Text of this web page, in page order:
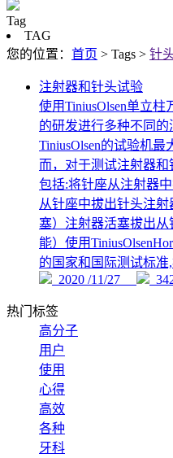
Tag
TAG
您的位置： 首页 > Tags > 针
注射器和针头试验
使用TiniusOlsen单立
的研发进行多种不同的
TiniusOlsen的试验机
而，对于测试注射器和
包括:将针座从注射器
从针座中拔出针头注
塞）注射器活塞拔出
能）使用
的国家和国际测试标
2020 /11/27
热门标签
高分子
用户
使用
心得
高效
各种
牙科